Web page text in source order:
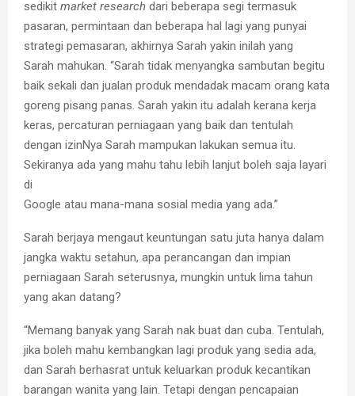
sedikit market research dari beberapa segi termasuk
pasaran, permintaan dan beberapa hal lagi yang punyai
strategi pemasaran, akhirnya Sarah yakin inilah yang
Sarah mahukan. “Sarah tidak menyangka sambutan begitu
baik sekali dan jualan produk mendadak macam orang kata
goreng pisang panas. Sarah yakin itu adalah kerana kerja
keras, percaturan perniagaan yang baik dan tentulah
dengan izinNya Sarah mampukan lakukan semua itu.
Sekiranya ada yang mahu tahu lebih lanjut boleh saja layari
di
Google atau mana-mana sosial media yang ada.”
Sarah berjaya mengaut keuntungan satu juta hanya dalam
jangka waktu setahun, apa perancangan dan impian
perniagaan Sarah seterusnya, mungkin untuk lima tahun
yang akan datang?
“Memang banyak yang Sarah nak buat dan cuba. Tentulah,
jika boleh mahu kembangkan lagi produk yang sedia ada,
dan Sarah berhasrat untuk keluarkan produk kecantikan
barangan wanita yang lain. Tetapi dengan pencapaian